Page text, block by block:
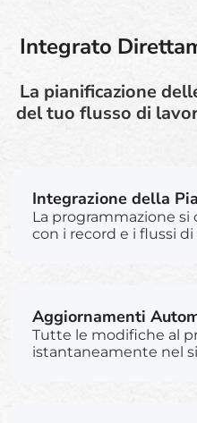
Integrato
La pianificazione
del tuo flusso di
Integrazione della
La programmazione
con i record e i flussi di
Aggiornamenti
Tutte le modifiche al
istantaneamente nel